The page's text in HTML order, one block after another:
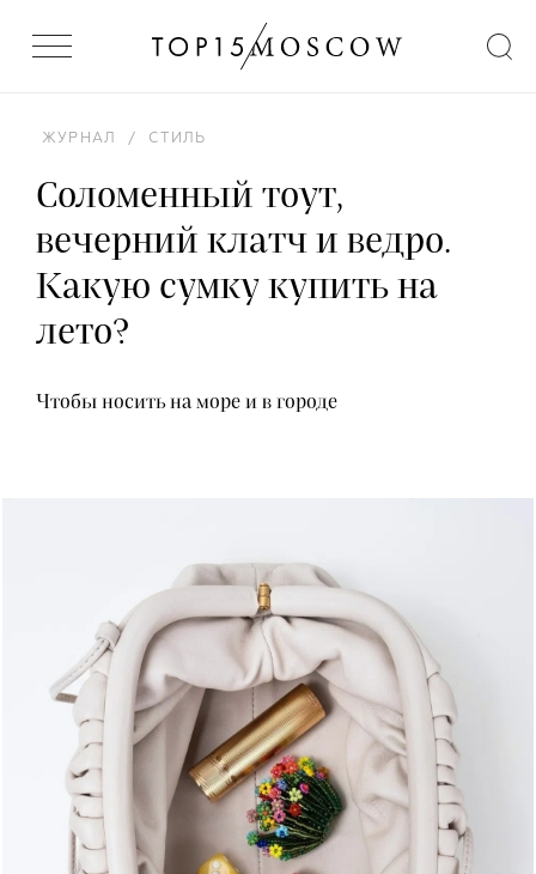
ЖУРНАЛ / СТИЛЬ
Соломенный тоут,
вечерний клатч и ведро.
Какую сумку купить на
лето?
Чтобы носить на море и в городе